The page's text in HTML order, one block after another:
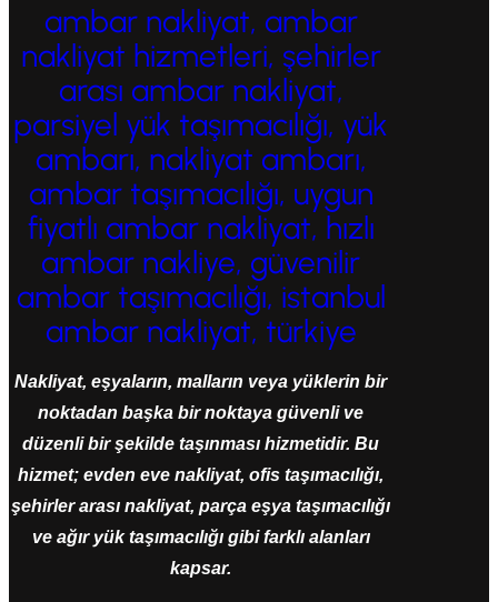
ambar nakliyat, ambar
nakliyat hizmetleri, şehirler
arası ambar nakliyat,
parsiyel yük taşımacılığı, yük
ambarı, nakliyat ambarı,
ambar taşımacılığı, uygun
fiyatlı ambar nakliyat, hızlı
ambar nakliye, güvenilir
ambar taşımacılığı, istanbul
ambar nakliyat, türkiye
Nakliyat, eşyaların, malların veya yüklerin bir
noktadan başka bir noktaya güvenli ve
düzenli bir şekilde taşınması hizmetidir. Bu
hizmet; evden eve nakliyat, ofis taşımacılığı,
şehirler arası nakliyat, parça eşya taşımacılığı
ve ağır yük taşımacılığı gibi farklı alanları
kapsar.